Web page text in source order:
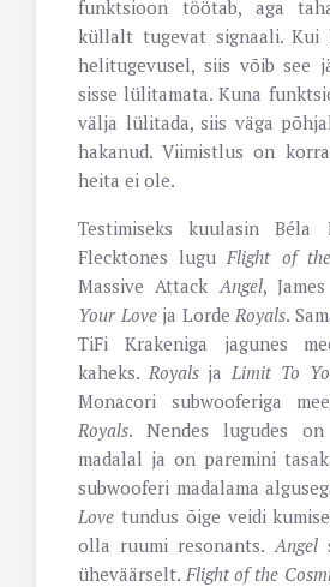
funktsioon töötab, aga
küllalt tugevat signaali. Kui
helitugevusel, siis võib see
sisse lülitamata. Kuna
välja lülitada, siis väga
hakanud. Viimistlus on
heita ei ole.
Testimiseks kuulasin
Flecktones lugu Flight of
Massive Attack Angel,
Your Loveja Lorde Royals.
TiFi Krakeniga jagunes
kaheks. Royalsja Limit To
Monacori subwooferiga
Royals. Nendes lugudes
madalal ja on paremini
subwooferi madalama
Love tundus õige veidi
olla ruumi resonants. Angel
üheväärselt. Flight of the